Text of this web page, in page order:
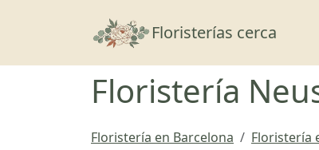
Floristerías cerca
Floristería
Floristería en Barcelona Floristería